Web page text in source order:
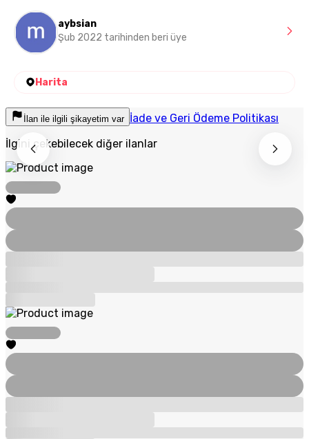
aybsian
Şub 2022 tarihinden beri üye
Harita
İlan ile ilgili şikayetim var İade ve Geri Ödeme Politikası
İlgini çekebilecek diğer ilanlar